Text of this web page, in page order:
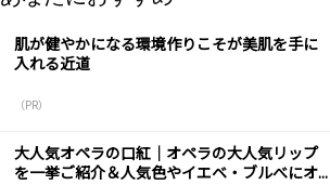
肌が健やかになる環境作りこそが美肌を手に
入れる近道
（PR）
大人気オペラの口紅｜オペラの大人気リップ
を一挙ご紹介＆人気色やイエベ・ブルべにオ...